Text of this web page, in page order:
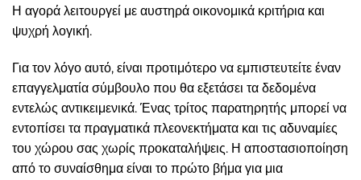
Η αγορά λειτουργεί με αυστηρά οικονομικά κριτήρια και
ψυχρή λογική.
Για τον λόγο αυτό, είναι προτιμότερο να εμπιστευτείτε έναν
επαγγελματία σύμβουλο που θα εξετάσει τα δεδομένα
εντελώς αντικειμενικά. Ένας τρίτος παρατηρητής μπορεί να
εντοπίσει τα πραγματικά πλεονεκτήματα και τις αδυναμίες
του χώρου σας χωρίς προκαταλήψεις. Η αποστασιοποίηση
από το συναίσθημα είναι το πρώτο βήμα για μια